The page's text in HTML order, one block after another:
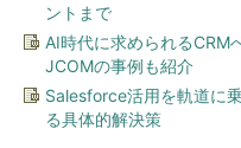
      if (c == EOF)
return
          } else
              break;
      else {
ントまで
AI時代に求められるCRM
JCOMの事例も紹介
Salesforce活用を軌道に
る具体的解決策